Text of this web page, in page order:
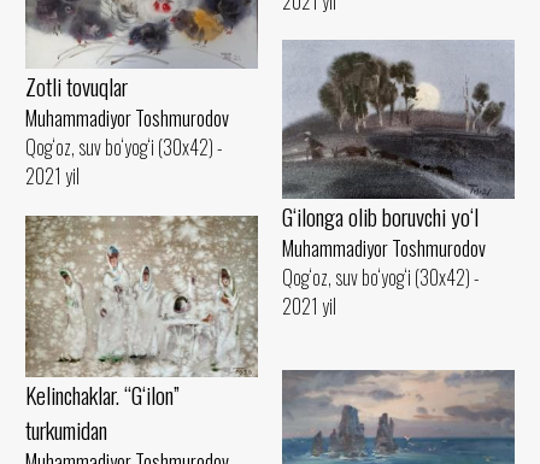
Zotli tovuqlar
Muhammadiyor Toshmurodov
Qog‘oz, suv bo‘yog‘i (30x42) -
2021 yil
G‘ilonga olib boruvchi yo‘l
Muhammadiyor Toshmurodov
Qog‘oz, suv bo‘yog‘i (30x42) -
2021 yil
Kelinchaklar. “G‘ilon”
turkumidan